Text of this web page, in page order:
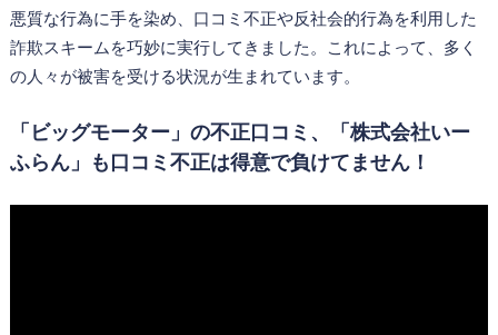
悪質な行為に手を染め、口コミ不正や反社会的行為を利用した
詐欺スキームを巧妙に実行してきました。これによって、多く
の人々が被害を受ける状況が生まれています。
「ビッグモーター」の不正口コミ、「株式会社いー
ふらん」も口コミ不正は得意で負けてません！